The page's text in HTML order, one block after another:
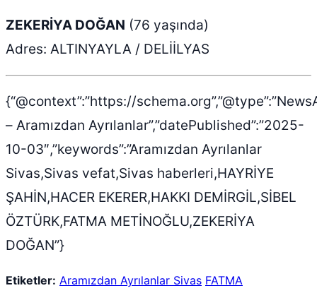
ZEKERİYA DOĞAN (76 yaşında)
Adres: ALTINYAYLA / DELİİLYAS
{“@context”:”https://
– Aramızdan Ayrılanlar”,”datePublished”:”2025-
10-03″,”keywords”:”Aramızdan Ayrılanlar
Sivas,Sivas vefat,Sivas haberleri,HAYRİYE
ŞAHİN,HACER EKERER,HAKKI DEMİRGİL,SİBEL
ÖZTÜRK,FATMA METİNOĞLU,ZEKERİYA
DOĞAN”}
Etiketler: Aramızdan Ayrılanlar Sivas FATMA